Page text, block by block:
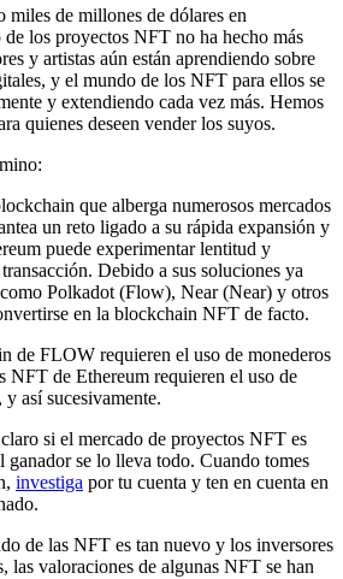
de millones de dólares en
los proyectos NFT no ha hecho más
y artistas aún están aprendiendo sobre
y el mundo de los NFT para ellos se
y extendiendo cada vez más. Hemos
quienes deseen vender los suyos.
que alberga numerosos mercados
un reto ligado a su rápida expansión y
puede experimentar lentitud y
Debido a sus soluciones ya
Polkadot (Flow), Near (Near) y otros
en la blockchain NFT de facto.
de FLOW requieren el uso de monederos
NFT de Ethereum requieren el uso de
así sucesivamente.
si el mercado de proyectos NFT es
ganador se lo lleva todo. Cuando tomes
investiga por tu cuenta y ten en cuenta en
de las NFT es tan nuevo y los inversores
las valoraciones de algunas NFT se han